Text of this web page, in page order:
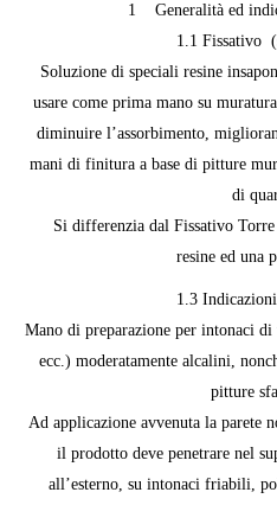
1 Generalità ed
1.1 Fissativo
Soluzione di speciali resine
usare come prima mano su
diminuire l’assorbimento,
mani di finitura a base di pitture
di
Si differenzia dal Fissativo Torre
resine ed una
1.3
Mano di preparazione per intonaci
ecc.) moderatamente alcalini,
pitture
Ad applicazione avvenuta la parete
il prodotto deve penetrare nel
all’esterno, su intonaci friabili,